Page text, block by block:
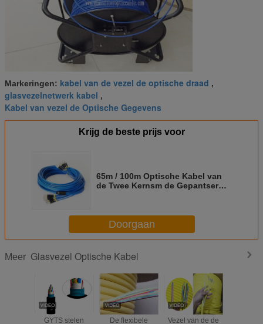
Markeringen: kabel van de vezel de optische draad ,
glasvezelnetwerk kabel ,
Kabel van vezel de Optische Gegevens
Krijg de beste prijs voor
65m / 100m Optische Kabel van
de Twee Kernsm de Gepantserde
Doorgaan
Meer Glasvezel Optische Kabel
GYTS stelen De flexibele Vezel van de de